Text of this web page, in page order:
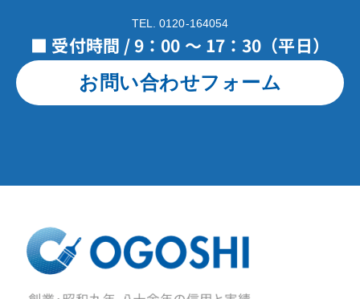
TEL. 0120-164054
■ 受付時間 / 9：00 ～ 17：30（平日）
お問い合わせフォーム